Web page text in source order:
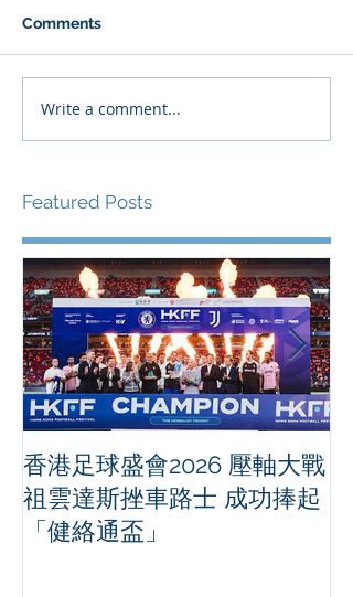
Comments
Write a comment...
Featured Posts
香港足球盛會2026 壓軸大戰
祖雲達斯挫車路士 成功捧起
「健絡通盃」